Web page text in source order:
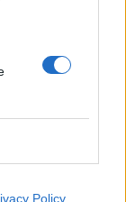
Policy
- 13:57